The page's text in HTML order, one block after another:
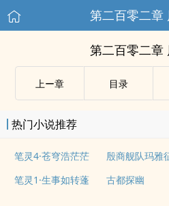
第二百零二章
第二百零二章
上ー章 目录
热门小说推荐
笔灵4·苍穹浩茫茫 殷商舰队玛雅
笔灵1·生事如转蓬
古都探幽